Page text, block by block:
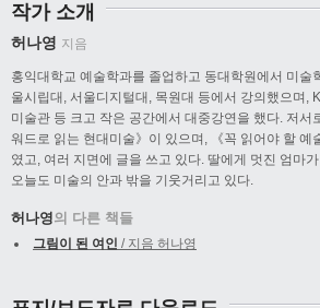
작가 소개
허나영 지음
홍익대학교 예술학과를 졸업하고 동대학원에서 미술
울시립대, 서울디지털대, 목원대 등에서 강의했으며,
미술관 등 크고 작은 공간에서 대중강연을 했다. 저서
워드로 읽는 현대미술》이 있으며, 《꼭 읽어야 할 예
였고, 여러 지면에 글을 쓰고 있다. 딸에게 멋진 엄마
오늘도 미술의 안과 밖을 기웃거리고 있다.
허나영의 다른 책들
그림이 된 여인 / 지음 허나영